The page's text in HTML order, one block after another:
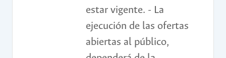
estar vigente. - La
ejecución de las ofertas
abiertas al público,